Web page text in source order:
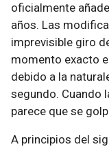
oficialmente
años. Las
imprevisible giro
momento exacto
debido a la
segundo. Cuando
parece que se
A principios del